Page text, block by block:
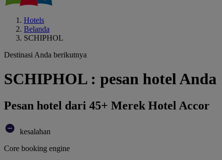
Hotels
Belanda
SCHIPHOL
Destinasi Anda berikutnya
SCHIPHOL : pesan hotel Anda
Pesan hotel dari 45+ Merek Hotel Accor
kesalahan
Core booking engine